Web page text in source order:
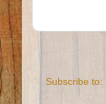
Subscribe to: